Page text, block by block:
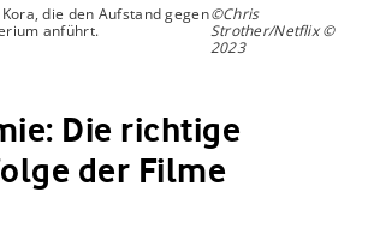
die den Aufstand gegen
anführt.
©Chris
Strother/Netflix ©
2023
Die richtige
der Filme